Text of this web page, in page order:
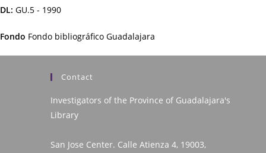
DL: GU.5 - 1990
Fondo Fondo bibliográfico Guadalajara
Contact
Investigators of the Province of Guadalajara's
Library
San Jose Center. Calle Atienza 4, 19003,